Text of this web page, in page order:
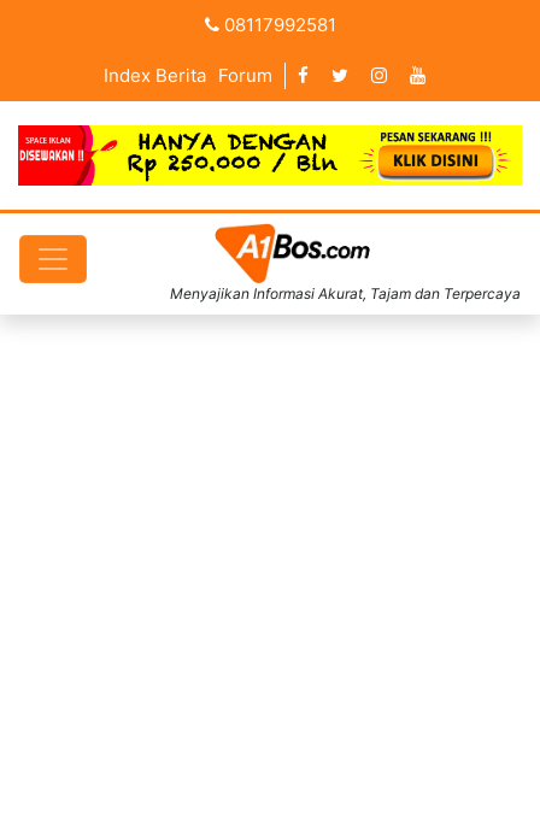
08117992581
Index Berita Forum
Menyajikan Informasi Akurat, Tajam dan Terpercaya